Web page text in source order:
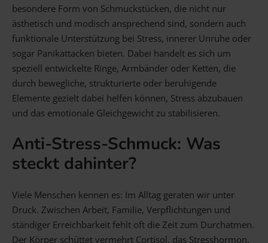
Die schönsten Gravuren
Gravur Designer – so geht’s
Anlass Person Gutscheine
FAQ Häufig gestellte Fragen
Schmuck Ratgeber
Schneller Versand
besondere Form von Schmuckstücken, die nicht nur
ästhetisch und modisch ansprechend sind, sondern auch
funktionale Unterstützung bei Stress, innerer Unruhe oder
sogar Panikattacken bieten. Dabei handelt es sich um
speziell entwickelte Ringe, Armbänder oder Ketten, die
durch bewegliche, strukturierte oder beruhigende
Elemente gezielt dabei helfen können, Stress abzubauen
und das emotionale Gleichgewicht zu stabilisieren.
Anti-Stress-Schmuck: Was
steckt dahinter?
Viele Menschen kennen es: Im Alltag geraten wir unter
Druck. Zwischen Arbeit, Familie, Verpflichtungen und
ständiger Erreichbarkeit fehlt oft die Zeit zum Durchatmen.
Der Körper schüttet vermehrt Cortisol, das Stresshormon,